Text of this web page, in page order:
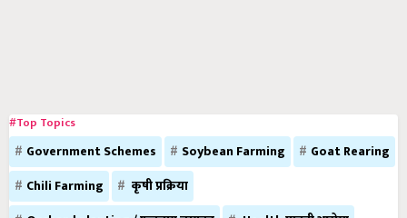
#Top Topics
Government Schemes Soybean Farming
Goat Rearing
Chili Farming
कृषी प्रक्रिया